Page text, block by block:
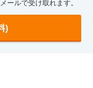
ールで受け取れます。
)